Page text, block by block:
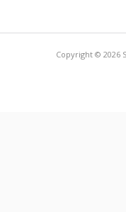
Copyright © 2026